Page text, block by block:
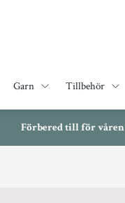
Garn Tillbehör
Förbered till för